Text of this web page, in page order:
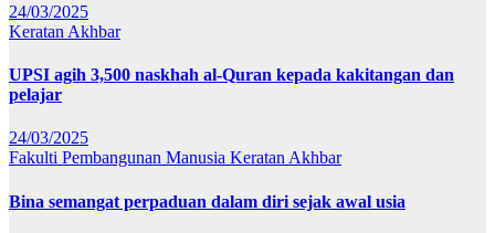
24/03/2025
Keratan Akhbar
UPSI agih 3,500 naskhah al-Quran kepada kakitangan dan
pelajar
24/03/2025
Fakulti Pembangunan Manusia Keratan Akhbar
Bina semangat perpaduan dalam diri sejak awal usia